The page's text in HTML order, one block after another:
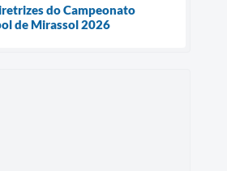
do Campeonato
de Mirassol 2026